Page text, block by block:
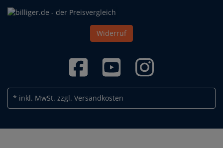
Widerruf
* inkl. MwSt. zzgl. Versandkosten